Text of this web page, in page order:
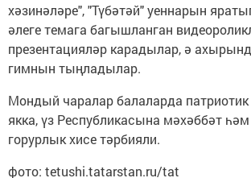
хәзинәләре", "Түбәтәй" уеннарын
әлеге темага багышланган
презентацияләр карадылар, ә
гимнын тыңладылар.
Мондый чаралар балаларда патриотик
якка, үз Республикасына мәхәббәт
горурлык хисе тәрбияли.
фото: tetushi.tatarstan.ru/tat